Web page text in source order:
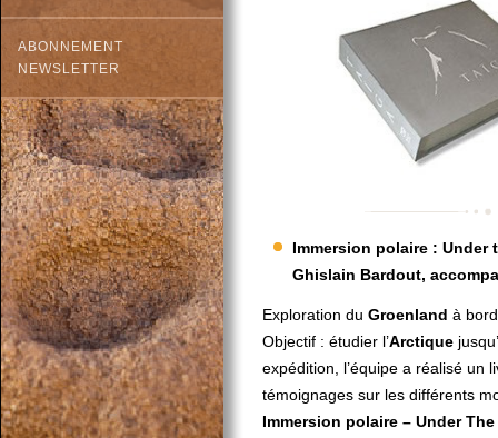
ABONNEMENT
NEWSLETTER
Immersion polaire : Under
Ghislain Bardout,
Exploration du Groenland à
Objectif : étudier l’Arctique
expédition, l’équipe a réalisé un
témoignages sur les différents
Immersion polaire – Under The